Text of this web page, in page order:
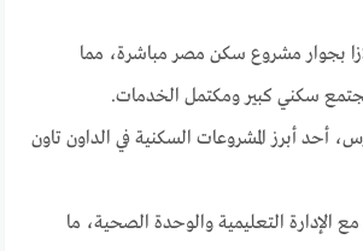
بجوار مشروع سكن مصر مباشرة، مما
سكني كبير ومكتمل الخدمات.
أحد أبرز المشروعات السكنية في الداون تاون
الإدارة التعليمية والوحدة الصحية، ما